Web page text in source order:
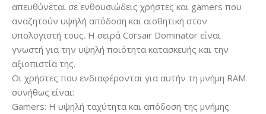
απευθύνεται σε ενθουσιώδεις χρήστες και gamers που
αναζητούν υψηλή απόδοση και αισθητική στον
υπολογιστή τους. Η σειρά Corsair Dominator είναι
γνωστή για την υψηλή ποιότητα κατασκευής και την
αξιοπιστία της.
Οι χρήστες που ενδιαφέρονται για αυτήν τη μνήμη RAM
συνήθως είναι:
Gamers: Η υψηλή ταχύτητα και απόδοση της μνήμης